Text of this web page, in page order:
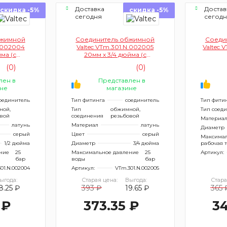
скидка -5%
(с
(0)
в
латунь
серый
1/2 дюйма
25
бар
₽
Доставка
сегодня
скидка -5%
Соединитель обжимной
Valtec VTm.301.N.002005
20мм х 3/4 дюйма (с
(0)
Представлен в
магазине
Тип фитинга
соединитель
Тип
соединения
обжимной,
резьбовой
Материал
латунь
Цвет
серый
Диаметр
3/4 дюйма
Максимальное давление
воды
25
бар
Артикул:
VTm.301.N.002005
Старая цена:
393 ₽
Выгода:
19.65 ₽
373.35 ₽
Valtec
Тип
Тип
Материал
Диаметр
рабочая
Артикул:
365